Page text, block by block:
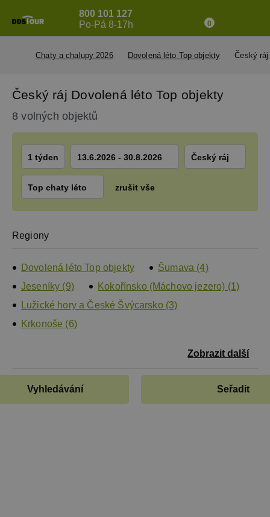
800 101 127
Po-Pá 8-17h
0
Chaty a chalupy 2026 Dovolená léto Top objekty Český ráj
Český ráj Dovolená léto Top objekty
8 volných objektů
1 týden 13.6.2026 - 30.8.2026 Český ráj
Top chaty léto zrušit vše
Regiony
Dovolená léto Top objekty
Šumava (4)
Jeseníky (9)
Kokořínsko (Máchovo jezero) (1)
Lužické hory a České Švýcarsko (3)
Krkonoše (6)
Zobrazit další
Vyhledávání Seřadit